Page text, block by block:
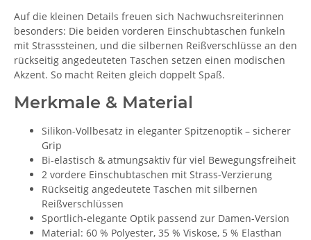
Auf die kleinen Details freuen sich Nachwuchsreiterinnen
besonders: Die beiden vorderen Einschubtaschen funkeln
mit Strasssteinen, und die silbernen Reißverschlüsse an den
rückseitig angedeuteten Taschen setzen einen modischen
Akzent. So macht Reiten gleich doppelt Spaß.
Merkmale & Material
Silikon-Vollbesatz in eleganter Spitzenoptik – sicherer
Grip
Bi-elastisch & atmungsaktiv für viel Bewegungsfreiheit
2 vordere Einschubtaschen mit Strass-Verzierung
Rückseitig angedeutete Taschen mit silbernen
Reißverschlüssen
Sportlich-elegante Optik passend zur Damen-Version
Material: 60 % Polyester, 35 % Viskose, 5 % Elasthan